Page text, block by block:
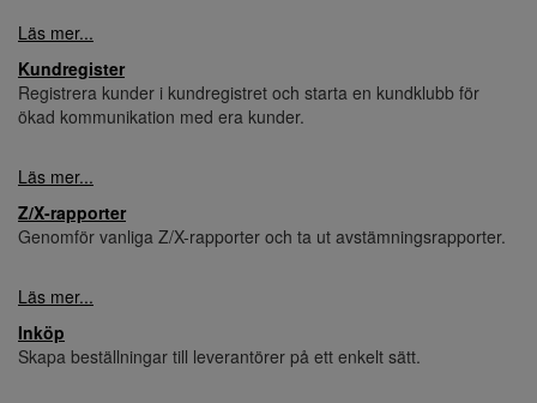
Läs mer...
Kundregister
Registrera kunder i kundregistret och starta en kundklubb för
ökad kommunikation med era kunder.
Läs mer...
Z/X-rapporter
Genomför vanliga Z/X-rapporter och ta ut avstämningsrapporter.
Läs mer...
Inköp
Skapa beställningar till leverantörer på ett enkelt sätt.